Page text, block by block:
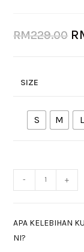
RM229.00
SIZE
S M L
- +
APA KELEBIHAN
NI?